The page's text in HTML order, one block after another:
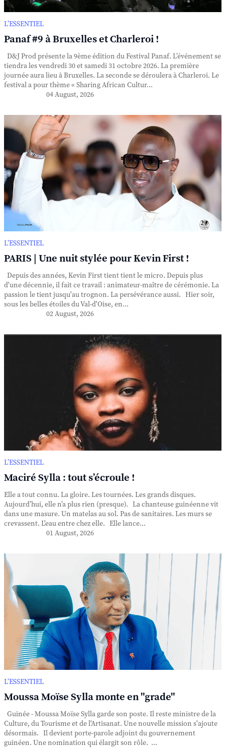
L’ESSENTIEL
Panaf #9 à Bruxelles et Charleroi !
D&J Prod présente la 9ème édition du Festival Panaf. L’événement se
tiendra les vendredi 30 et samedi 31 octobre 2026. La première
journée aura lieu à Bruxelles. La seconde se déroulera à Charleroi. Le
festival a pour thème « Sharing African Cultur...
04 August, 2026
L’ESSENTIEL
PARIS | Une nuit stylée pour Kevin First !
Depuis des années, Kevin First tient tient le micro. Depuis plus
d'une décennie, il fait ce travail : animateur-maître de cérémonie. La
passion le tient jusqu'au trognon. La persévérance aussi. Hier soir,
sous les belles étoiles du Val-d'Oise, en...
02 August, 2026
L’ESSENTIEL
Maciré Sylla : tout s’écroule !
Elle a tout connu. La gloire. Les tournées. Les grands disques.
Aujourd’hui, elle n’a plus rien (presque). La chanteuse guinéenne vit
dans une masure. Un matelas au sol. Pas de sanitaires. Les murs se
crevassent. L'eau entre chez elle. Elle lance...
01 August, 2026
L’ESSENTIEL
Moussa Moïse Sylla monte en "grade"
Guinée - Moussa Moïse Sylla garde son poste. Il reste ministre de la
Culture, du Tourisme et de l'Artisanat. Une nouvelle mission s'ajoute
désormais. Il devient porte-parole adjoint du gouvernement
guinéen. Une nomination qui élargit son rôle. ...